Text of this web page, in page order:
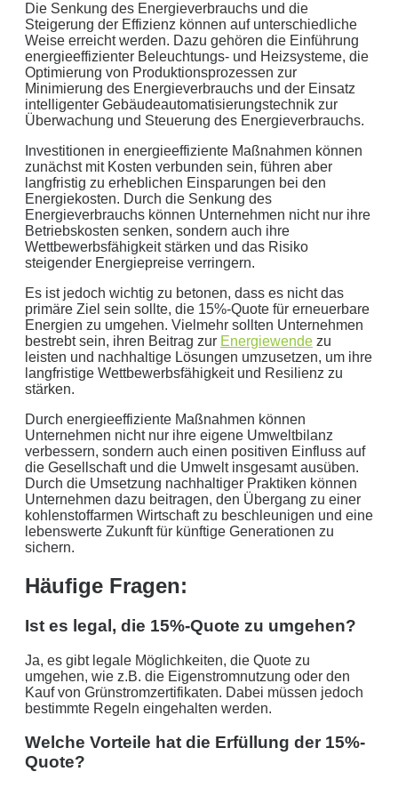
Die Senkung des Energieverbrauchs und die
Steigerung der Effizienz können auf unterschiedliche
Weise erreicht werden. Dazu gehören die Einführung
energieeffizienter Beleuchtungs- und Heizsysteme, die
Optimierung von Produktionsprozessen zur
Minimierung des Energieverbrauchs und der Einsatz
intelligenter Gebäudeautomatisierungstechnik zur
Überwachung und Steuerung des Energieverbrauchs.
Investitionen in energieeffiziente Maßnahmen können
zunächst mit Kosten verbunden sein, führen aber
langfristig zu erheblichen Einsparungen bei den
Energiekosten. Durch die Senkung des
Energieverbrauchs können Unternehmen nicht nur ihre
Betriebskosten senken, sondern auch ihre
Wettbewerbsfähigkeit stärken und das Risiko
steigender Energiepreise verringern.
Es ist jedoch wichtig zu betonen, dass es nicht das
primäre Ziel sein sollte, die 15%-Quote für erneuerbare
Energien zu umgehen. Vielmehr sollten Unternehmen
bestrebt sein, ihren Beitrag zur Energiewende zu
leisten und nachhaltige Lösungen umzusetzen, um ihre
langfristige Wettbewerbsfähigkeit und Resilienz zu
stärken.
Durch energieeffiziente Maßnahmen können
Unternehmen nicht nur ihre eigene Umweltbilanz
verbessern, sondern auch einen positiven Einfluss auf
die Gesellschaft und die Umwelt insgesamt ausüben.
Durch die Umsetzung nachhaltiger Praktiken können
Unternehmen dazu beitragen, den Übergang zu einer
kohlenstoffarmen Wirtschaft zu beschleunigen und eine
lebenswerte Zukunft für künftige Generationen zu
sichern.
Häufige Fragen:
Ist es legal, die 15%-Quote zu umgehen?
Ja, es gibt legale Möglichkeiten, die Quote zu
umgehen, wie z.B. die Eigenstromnutzung oder den
Kauf von Grünstromzertifikaten. Dabei müssen jedoch
bestimmte Regeln eingehalten werden.
Welche Vorteile hat die Erfüllung der 15%-
Quote?